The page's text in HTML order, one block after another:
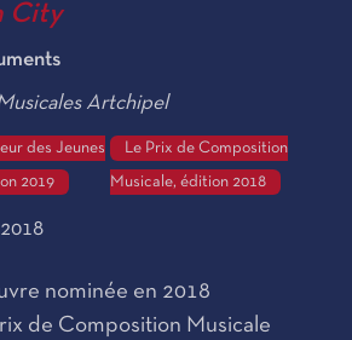
City
Artchipel
des Jeunes
2019
Le Prix de Composition
Musicale, édition 2018
nominée en 2018
de Composition Musicale